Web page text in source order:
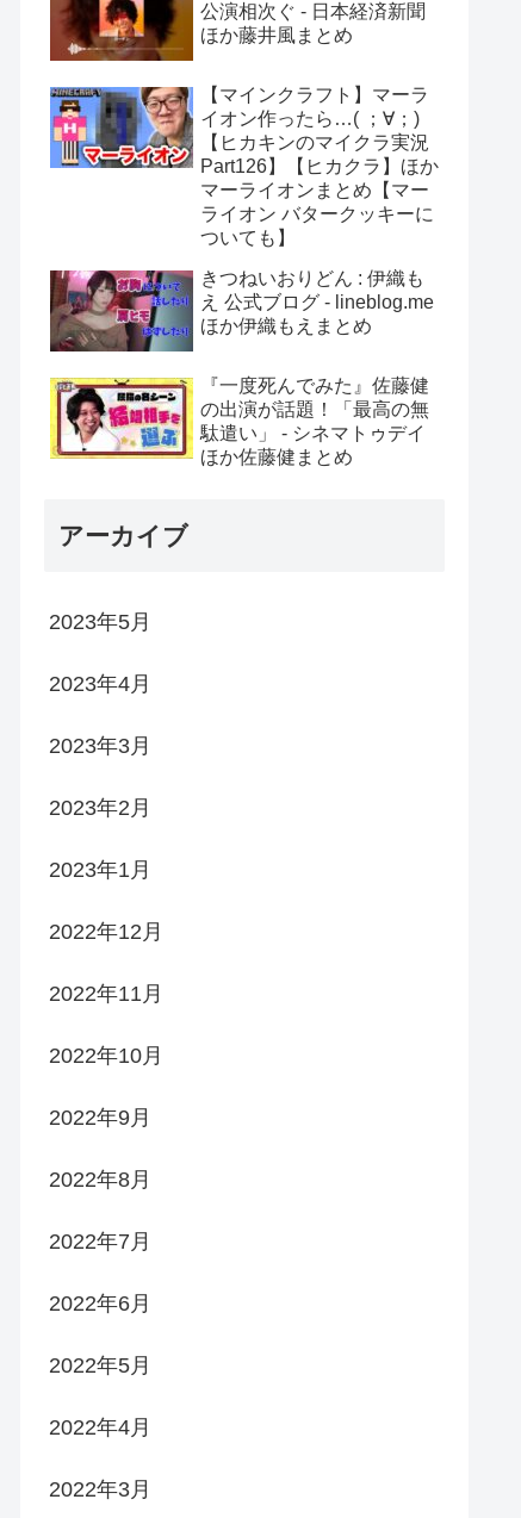
公演相次ぐ - 日本経済新聞
ほか藤井風まとめ
【マインクラフト】マーラ
イオン作ったら…( ；∀；)
【ヒカキンのマイクラ実況
Part126】【ヒカクラ】ほか
マーライオンまとめ【マー
ライオン バタークッキーに
ついても】
きつねいおりどん : 伊織も
え 公式ブログ - lineblog.me
ほか伊織もえまとめ
『一度死んでみた』佐藤健
の出演が話題！「最高の無
駄遣い」 - シネマトゥデイ
ほか佐藤健まとめ
アーカイブ
2023年5月
2023年4月
2023年3月
2023年2月
2023年1月
2022年12月
2022年11月
2022年10月
2022年9月
2022年8月
2022年7月
2022年6月
2022年5月
2022年4月
2022年3月